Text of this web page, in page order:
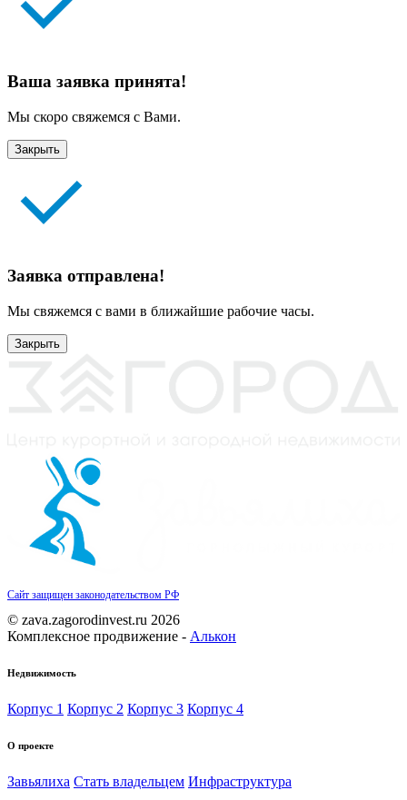
Ваша заявка принята!
Мы скоро свяжемся с Вами.
Закрыть
Заявка отправлена!
Мы свяжемся с вами в ближайшие рабочие часы.
Закрыть
Сайт защищен законодательством РФ
© zava.zagorodinvest.ru 2026
Комплексное продвижение - Алькон
Недвижимость
Корпус 1 Корпус 2 Корпус 3 Корпус 4
О проекте
Завьялиха Стать владельцем Инфраструктура